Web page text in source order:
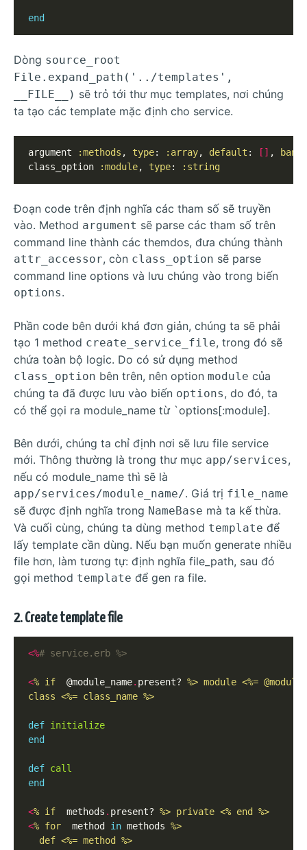
end
Dòng source_root
File.expand_path('../templates',
__FILE__) sẽ trỏ tới thư mục templates, nơi chúng
ta tạo các template mặc định cho service.
argument :methods , type: :array, default : [] ,
class_option
:module, type: :string
Đoạn code trên định nghĩa các tham số sẽ truyền
vào. Method argument sẽ parse các tham số trên
command line thành các themdos, đưa chúng thành
attr_accessor, còn class_option sẽ parse
command line options và lưu chúng vào trong biến
options.
Phần code bên dưới khá đơn giản, chúng ta sẽ phải
tạo 1 method create_service_file, trong đó sẽ
chứa toàn bộ logic. Do có sử dụng method
class_option bên trên, nên option module của
chúng ta đã được lưu vào biến options, do đó, ta
có thể gọi ra module_name từ `options[:module].
Bên dưới, chúng ta chỉ định nơi sẽ lưu file service
mới. Thông thường là trong thư mục app/services,
nếu có module_name thì sẽ là
app/services/module_name/. Giá trị file_name
sẽ được định nghĩa trong NameBase mà ta kế thừa.
Và cuối cùng, chúng ta dùng method template để
lấy template cần dùng. Nếu bạn muốn generate nhiều
file hơn, làm tương tự: định nghĩa file_path, sau đó
gọi method template để gen ra file.
2. Create template file
<%# service.erb %>
<% if @module_name. present? %> module <%=
class <%= class_name %>
def initialize
end
def call
end
<% if methods . present? %> private <% end %>
<% for method in methods
  def <%= method %>